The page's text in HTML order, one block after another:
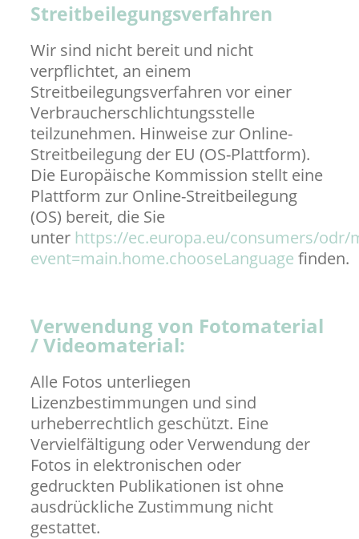
Streitbeilegungsverfahren
Wir sind nicht bereit und nicht
verpflichtet, an einem
Streitbeilegungsverfahren vor einer
Verbraucherschlichtungsstelle
teilzunehmen. Hinweise zur Online-
Streitbeilegung der EU (OS-Plattform).
Die Europäische Kommission stellt eine
Plattform zur Online-Streitbeilegung
(OS) bereit, die Sie
unter https://ec.europa.eu/consumers/odr/
event=main.home.chooseLanguage finden.
Verwendung von Fotomaterial
/ Videomaterial:
Alle Fotos unterliegen
Lizenzbestimmungen und sind
urheberrechtlich geschützt. Eine
Vervielfältigung oder Verwendung der
Fotos in elektronischen oder
gedruckten Publikationen ist ohne
ausdrückliche Zustimmung nicht
gestattet.